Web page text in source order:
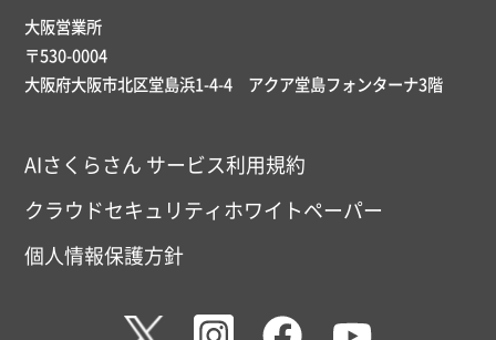
大阪営業所
〒530-0004
大阪府大阪市北区堂島浜1-4-4 アクア堂島フォンターナ3階
AIさくらさん サービス利用規約
クラウドセキュリティホワイトペーパー
個人情報保護方針